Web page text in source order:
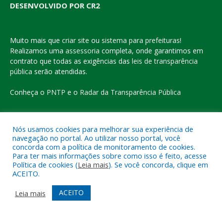
DESENVOLVIDO POR CR2
Muito mais que criar site ou sistema para prefeituras!
Realizamos uma assessoria completa, onde garantimos em
contrato que todas as exigências das leis de transparência
pública serão atendidas.
Conheça o PNTP e o Radar da Transparência Pública
Todos os direitos reservados a Prefeitura Municipal de Eldorado
do Carajás
Mapa do Site
Acessar o Webmail
Nós usamos cookies para melhorar sua experiência de
navegação no portal. Ao utilizar nosso portal, você
concorda com a política de monitoramento de cookies.
Para ter mais informações sobre como isso é feito, acesse
Política de cookies (Leia mais). Se você concorda, clique em
ACEITO.
Leia mais
ACEITO